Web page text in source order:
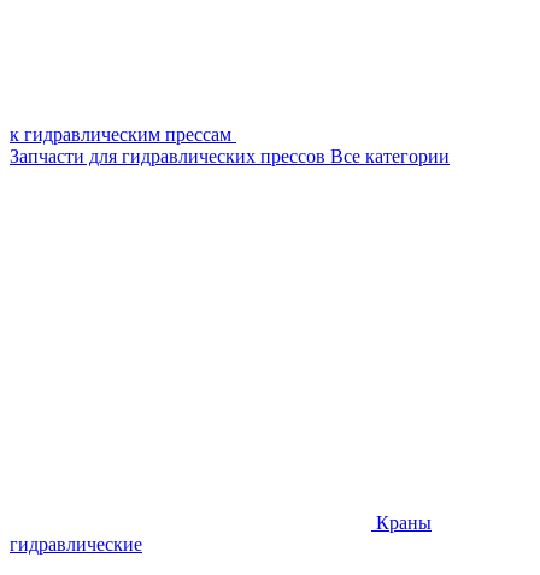
к гидравлическим прессам
Запчасти для гидравлических прессов Все категории
Краны
гидравлические